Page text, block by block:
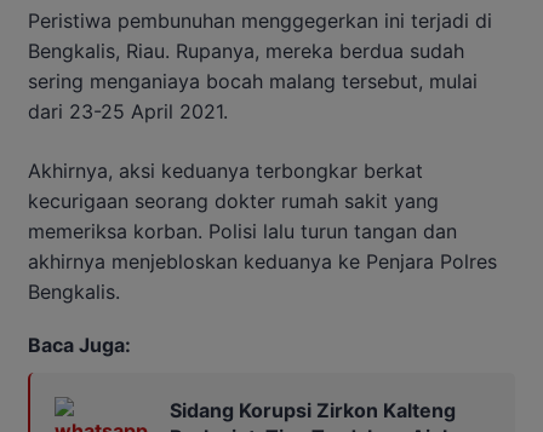
Peristiwa pembunuhan menggegerkan ini terjadi di
Bengkalis, Riau. Rupanya, mereka berdua sudah
sering menganiaya bocah malang tersebut, mulai
dari 23-25 April 2021.
Akhirnya, aksi keduanya terbongkar berkat
kecurigaan seorang dokter rumah sakit yang
memeriksa korban. Polisi lalu turun tangan dan
akhirnya menjebloskan keduanya ke Penjara Polres
Bengkalis.
Baca Juga:
Sidang Korupsi Zirkon Kalteng